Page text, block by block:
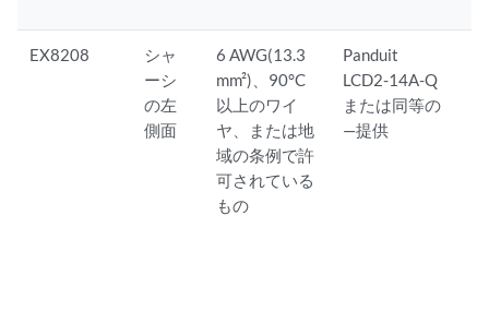
EX8208
シャ
ーシ
の左
側面
6 AWG(13.3
mm²)、90°C
以上のワイ
ヤ、または地
域の条例で許
可されている
もの
Panduit
LCD2-14A-Q
または同等の
—提供